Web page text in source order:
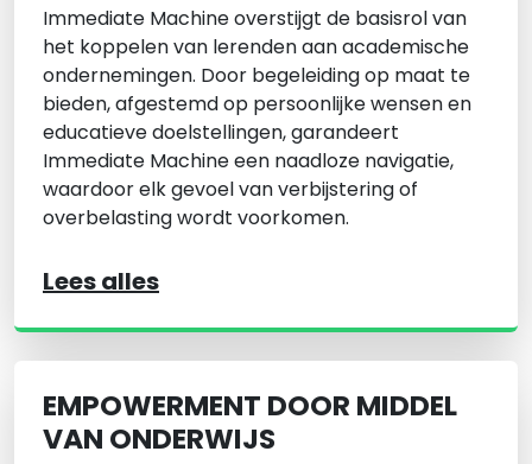
Immediate Machine overstijgt de basisrol van
het koppelen van lerenden aan academische
ondernemingen. Door begeleiding op maat te
bieden, afgestemd op persoonlijke wensen en
educatieve doelstellingen, garandeert
Immediate Machine een naadloze navigatie,
waardoor elk gevoel van verbijstering of
overbelasting wordt voorkomen.
Lees alles
EMPOWERMENT DOOR MIDDEL
VAN ONDERWIJS